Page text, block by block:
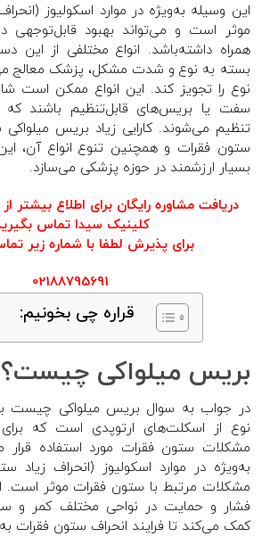
این وسیله به‌ویژه در موارد اسکولیوز
موثر است و می‌تواند بهبود قابل‌توجهی
همراه داشته‌باشد. انواع مختلفی از این
بسته به نوع و شدت مشکل، پزشک معالج
نوع را تجویز کند. این انواع ممکن است
سفت یا بریس‌های قابل‌تنظیم باشند که
تنظیم می‌شوند. کارایی زیاد بریس میلواکی
ستون فقرات و همچنین تنوع انواع آن، این
بسیار ارزشمند در حوزه پزشکی می‌سازد.
دریافت مشاوره رایگان برای اطلاع بیشتر
کلینیک سیدا تماس
برای پذیرش لطفا با شماره زیر
02188795691
قراره چی بخونیم:
بریس میلواکی چیست؟
در جواب به سوال بریس میلواکی چیست
نوع از اسکلت‌های ارتوپدی است که برای
مشکلات ستون فقرات مورد استفاده قرار
به‌ویژه در موارد اسکولیوز (انحراف زیاد
مشکلات مرتبط با ستون فقرات موثر است.
فشار و حمایت در نواحی مختلف کمر و
کمک می‌کند تا فرایند انحراف ستون فقرات